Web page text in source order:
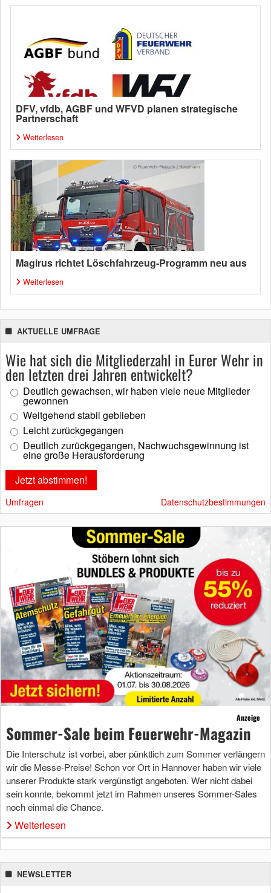
DFV, vfdb, AGBF und WFVD planen strategische
Partnerschaft
Weiterlesen
Magirus richtet Löschfahrzeug-Programm neu aus
Weiterlesen
AKTUELLE UMFRAGE
Wie hat sich die Mitgliederzahl in Eurer Wehr in
den letzten drei Jahren entwickelt?
Deutlich gewachsen, wir haben viele neue Mitglieder
gewonnen
Weitgehend stabil geblieben
Leicht zurückgegangen
Deutlich zurückgegangen, Nachwuchsgewinnung ist
eine große Herausforderung
Umfragen Datenschutzbestimmungen
Anzeige
Sommer-Sale beim Feuerwehr-Magazin
Die Interschutz ist vorbei, aber pünktlich zum Sommer verlängern
wir die Messe-Preise! Schon vor Ort in Hannover haben wir viele
unserer Produkte stark vergünstigt angeboten. Wer nicht dabei
sein konnte, bekommt jetzt im Rahmen unseres Sommer-Sales
noch einmal die Chance.
Weiterlesen
NEWSLETTER